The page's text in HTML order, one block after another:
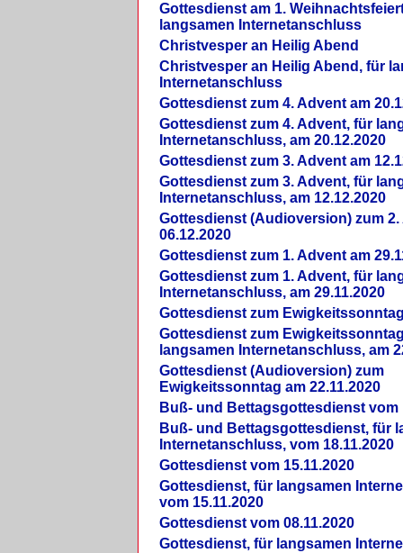
Gottesdienst am 1.
langsamen Internetanschluss
Christvesper an Heilig Abend
Christvesper an Heilig Abend, für
Internetanschluss
Gottesdienst zum 4. Advent am
Gottesdienst zum 4. Advent, für
Internetanschluss, am 20.12.2020
Gottesdienst zum 3. Advent am
Gottesdienst zum 3. Advent, für
Internetanschluss, am 12.12.2020
Gottesdienst (Audioversion) zum 2.
06.12.2020
Gottesdienst zum 1. Advent am
Gottesdienst zum 1. Advent, für
Internetanschluss, am 29.11.2020
Gottesdienst zum
Gottesdienst zum
langsamen Internetanschluss, am
Gottesdienst (Audioversion) zum
Ewigkeitssonntag am 22.11.2020
Buß- und Bettagsgottesdienst vom
Buß- und Bettagsgottesdienst, für
Internetanschluss, vom 18.11.2020
Gottesdienst vom 15.11.2020
Gottesdienst, für langsamen
vom 15.11.2020
Gottesdienst vom 08.11.2020
Gottesdienst, für langsamen